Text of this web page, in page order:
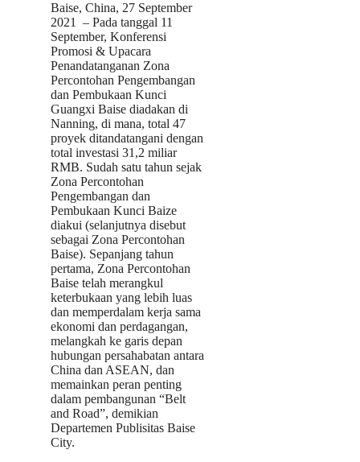
Baise, China, 27 September
2021 – Pada tanggal 11
September, Konferensi
Promosi & Upacara
Penandatanganan Zona
Percontohan Pengembangan
dan Pembukaan Kunci
Guangxi Baise diadakan di
Nanning, di mana, total 47
proyek ditandatangani dengan
total investasi 31,2 miliar
RMB. Sudah satu tahun sejak
Zona Percontohan
Pengembangan dan
Pembukaan Kunci Baize
diakui (selanjutnya disebut
sebagai Zona Percontohan
Baise). Sepanjang tahun
pertama, Zona Percontohan
Baise telah merangkul
keterbukaan yang lebih luas
dan memperdalam kerja sama
ekonomi dan perdagangan,
melangkah ke garis depan
hubungan persahabatan antara
China dan ASEAN, dan
memainkan peran penting
dalam pembangunan “Belt
and Road”, demikian
Departemen Publisitas Baise
City.